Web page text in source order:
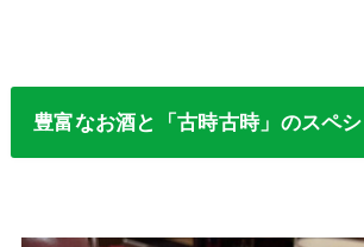
豊富なお酒と「古時古時」のスペ